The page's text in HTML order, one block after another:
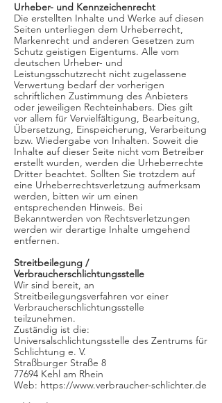
Urheber- und Kennzeichenrecht
Die erstellten Inhalte und Werke auf diesen
Seiten unterliegen dem Urheberrecht,
Markenrecht und anderen Gesetzen zum
Schutz geistigen Eigentums. Alle vom
deutschen Urheber- und
Leistungsschutzrecht nicht zugelassene
Verwertung bedarf der vorherigen
schriftlichen Zustimmung des Anbieters
oder jeweiligen Rechteinhabers. Dies gilt
vor allem für Vervielfältigung, Bearbeitung,
Übersetzung, Einspeicherung, Verarbeitung
bzw. Wiedergabe von Inhalten. Soweit die
Inhalte auf dieser Seite nicht vom Betreiber
erstellt wurden, werden die Urheberrechte
Dritter beachtet. Sollten Sie trotzdem auf
eine Urheberrechtsverletzung aufmerksam
werden, bitten wir um einen
entsprechenden Hinweis. Bei
Bekanntwerden von Rechtsverletzungen
werden wir derartige Inhalte umgehend
entfernen.
Streitbeilegung /
Verbraucherschlichtungsstelle
Wir sind bereit, an
Streitbeilegungsverfahren vor einer
Verbraucherschlichtungsstelle
teilzunehmen.
Zuständig ist die:
Universalschlichtungsstelle des Zentrums für
Schlichtung e. V.
Straßburger Straße 8
77694 Kehl am Rhein
Web: https://www.verbraucher-schlichter.de